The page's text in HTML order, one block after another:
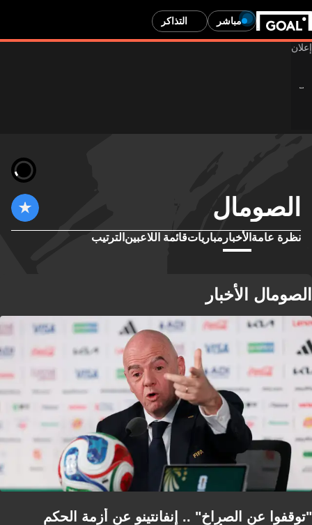
مباشر التذاكر
الصومال
نظرة عامة الأخبار مبارياتقائمة اللاعبين الترتيب
الصومال الأخبار
"توقفوا عن الصراخ" .. إنفانتينو عن أزمة الحكم